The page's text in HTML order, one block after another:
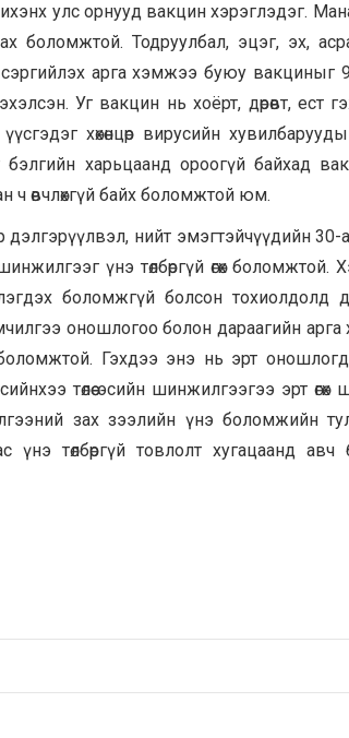
улс орнууд вакцин хэрэглэдэг.
боломжтой. Тодруулбал, эцэг, эх,
сэргийлэх арга хэмжээ буюу
Уг вакцин нь хоёрт, дөрөвт, ест
хөхөнцөр вирусийн
харьцаанд ороогүй байхад
ч өвчлөхгүй байх боломжтой юм.
нийт эмэгтэйчүүдийн
үнэ төлбөргүй өгөх
боломжгүй болсон тохиолдолд
оношлогоо болон дараагийн
Гэхдээ энэ нь эрт
төлөө эсийн шинжилгээгээ эрт өгөх
зах зээлийн үнэ боломжийн
үнэ төлбөргүй товлолт хугацаанд